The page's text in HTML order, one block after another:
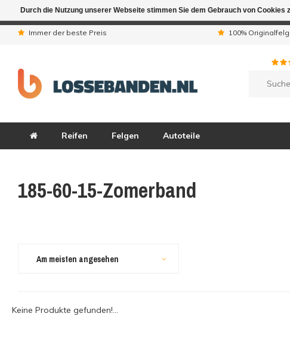
Immer der beste Preis 100%
Reifen Felgen Autoteile
185-60-15-Zomerband
Am meisten angesehen
Keine Produkte gefunden!...
Durch die Nutzung unserer Webseite stimmen Sie dem Gebrauch von Cookies
Aufgrund der Ferientagen